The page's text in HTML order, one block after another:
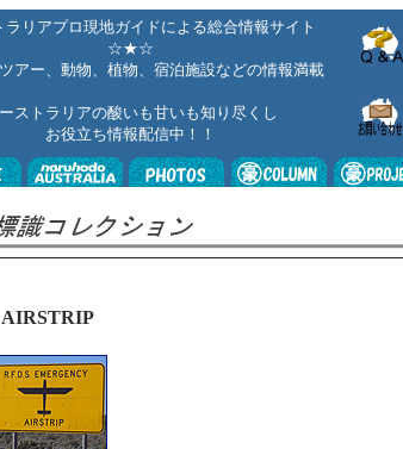
ラリアプロ現地ガイドによる総合情報サイト
☆★☆
アー、動物、植物、宿泊施設などの情報満載
ストラリアの酸いも甘いも知り尽くし
お役立ち情報配信中！！
AIRSTRIP